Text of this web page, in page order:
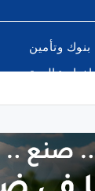
بنوك وتأمين
اخبار عالمية